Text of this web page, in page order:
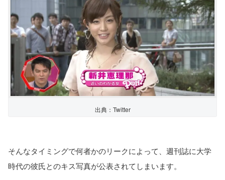
出典：Twitter
そんなタイミングで何者かのリークによって、週刊誌に大学
時代の彼氏とのキス写真が公表されてしまいます。